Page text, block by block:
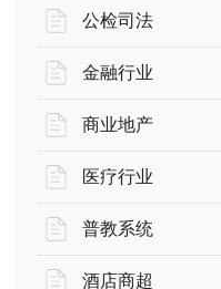
公检司法
金融行业
商业地产
医疗行业
普教系统
酒店商超